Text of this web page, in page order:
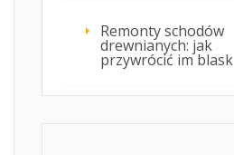
Remonty schodów
drewnianych: jak
przywrócić im blask